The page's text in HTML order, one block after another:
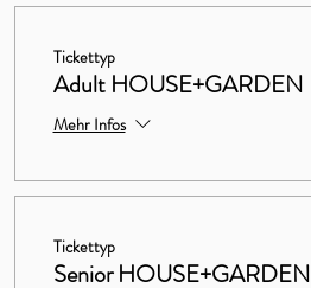
Tickettyp
Adult HOUSE+GARDEN
Mehr Infos
Tickettyp
Senior HOUSE+GARDEN